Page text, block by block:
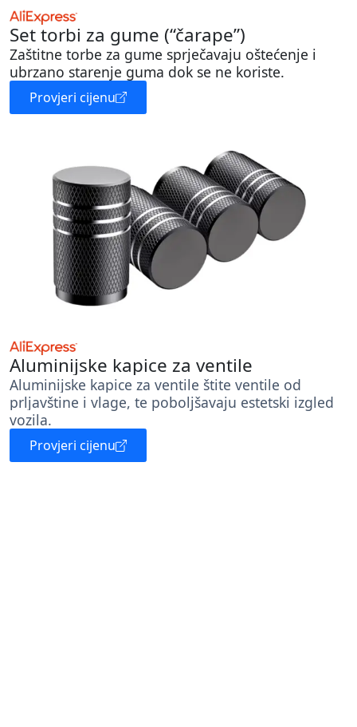
Set torbi za gume (“čarape”)
Zaštitne torbe za gume sprječavaju oštećenje i
ubrzano starenje guma dok se ne koriste.
Provjeri cijenu
Aluminijske kapice za ventile
Aluminijske kapice za ventile štite ventile od
prljavštine i vlage, te poboljšavaju estetski izgled
vozila.
Provjeri cijenu